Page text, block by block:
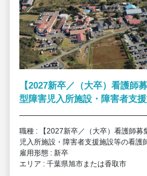
【2027新卒／（大卒）看護師
型障害児入所施設・障害者支
職種 : 【2027新卒／（大卒）看護師募
児入所施設・障害者支援施設等の看護
雇用形態 : 新卒
エリア : 千葉県旭市または香取市